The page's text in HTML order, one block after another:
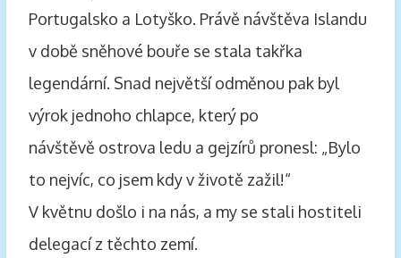
Portugalsko a Lotyško. Právě návštěva Islandu
v době sněhové bouře se stala takřka
legendární. Snad největší odměnou pak byl
výrok jednoho chlapce, který po
návštěvě ostrova ledu a gejzírů pronesl: „Bylo
to nejvíc, co jsem kdy v životě zažil!“
V květnu došlo i na nás, a my se stali hostiteli
delegací z těchto zemí.